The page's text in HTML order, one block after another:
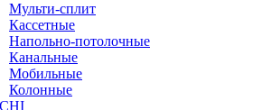
Мульти-сплит
Кассетные
Напольно-потолочные
Канальные
Мобильные
Колонные